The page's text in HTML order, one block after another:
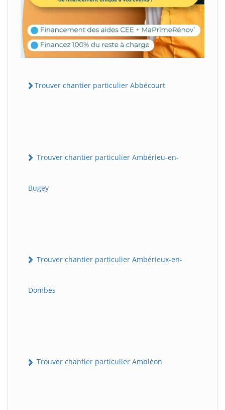
Trouver chantier particulier Abbécourt
Trouver chantier particulier Ambérieu-en-
Bugey
Trouver chantier particulier Ambérieux-en-
Dombes
Trouver chantier particulier Ambléon